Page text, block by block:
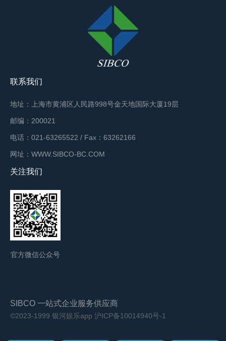
联系我们
地址：上海市黄浦区人民路998号金天地国际大厦19层
邮编：200021
电话：021-63265522 / Fax：63262166
网址：WWW.SIBCO-BC.COM
关注我们
官方微信公众号
SIBCO 一站式企业服务供应商
©2023-1999 银河娱乐app 沪ICP备10014940号-1